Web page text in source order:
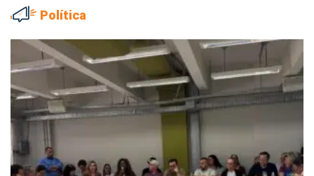
Política